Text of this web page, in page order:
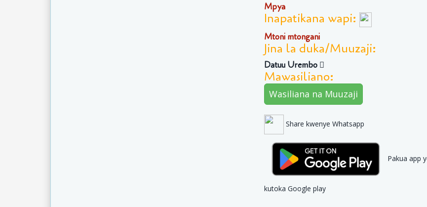
Mpya
Inapatikana wapi:
Mtoni mtongani
Jina la duka/Muuzaji:
Datuu Urembo
Mawasiliano:
Wasiliana na Muuzaji
Share kwenye Whatsapp
Pakua app
kutoka Google play